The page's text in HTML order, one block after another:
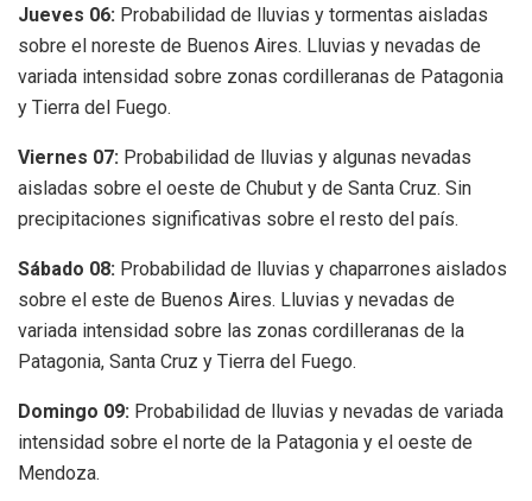
Jueves 06: Probabilidad de lluvias y tormentas aisladas
sobre el noreste de Buenos Aires. Lluvias y nevadas de
variada intensidad sobre zonas cordilleranas de Patagonia
y Tierra del Fuego.
Viernes 07: Probabilidad de lluvias y algunas nevadas
aisladas sobre el oeste de Chubut y de Santa Cruz. Sin
precipitaciones significativas sobre el resto del país.
Sábado 08: Probabilidad de lluvias y chaparrones aislados
sobre el este de Buenos Aires. Lluvias y nevadas de
variada intensidad sobre las zonas cordilleranas de la
Patagonia, Santa Cruz y Tierra del Fuego.
Domingo 09: Probabilidad de lluvias y nevadas de variada
intensidad sobre el norte de la Patagonia y el oeste de
Mendoza.